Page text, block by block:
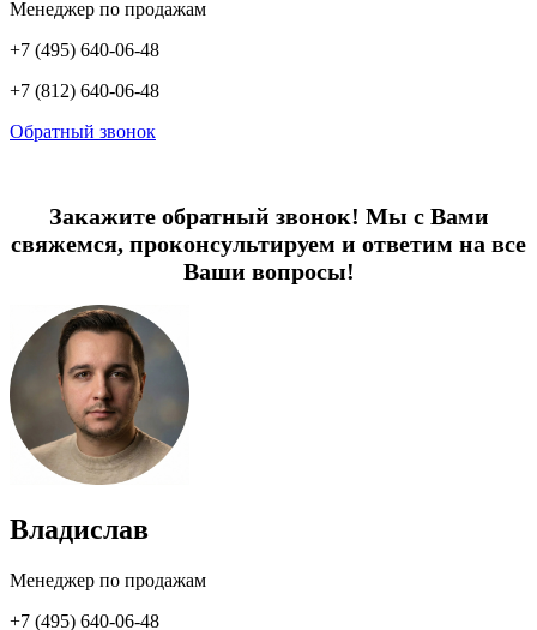
Менеджер по продажам
+7 (495) 640-06-48
+7 (812) 640-06-48
Обратный звонок
Закажите обратный звонок! Мы с Вами
свяжемся, проконсультируем и ответим на все
Ваши вопросы!
Владислав
Менеджер по продажам
+7 (495) 640-06-48